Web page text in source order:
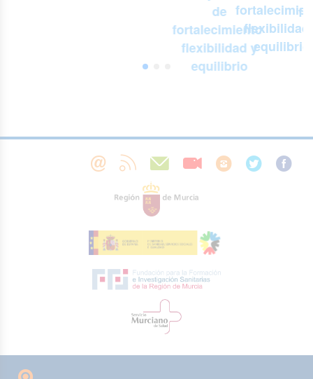
de
fortalecimiento,
flexibilidad y
equilibrio
flexibilidad
equilibrio